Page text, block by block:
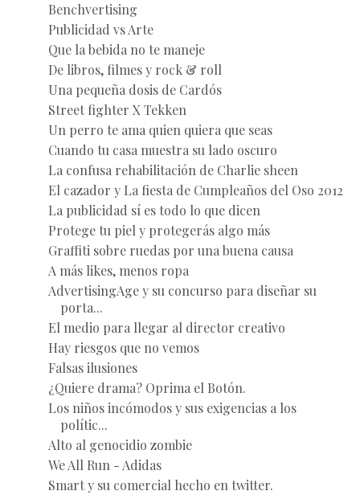
Benchvertising
Publicidad vs Arte
Que la bebida no te maneje
De libros, filmes y rock & roll
Una pequeña dosis de Cardós
Street fighter X Tekken
Un perro te ama quien quiera que seas
Cuando tu casa muestra su lado oscuro
La confusa rehabilitación de Charlie sheen
El cazador y La fiesta de Cumpleaños del Oso 2012
La publicidad sí es todo lo que dicen
Protege tu piel y protegerás algo más
Graffiti sobre ruedas por una buena causa
A más likes, menos ropa
AdvertisingAge y su concurso para diseñar su
porta...
El medio para llegar al director creativo
Hay riesgos que no vemos
Falsas ilusiones
¿Quiere drama? Oprima el Botón.
Los niños incómodos y sus exigencias a los
polític...
Alto al genocidio zombie
We All Run - Adidas
Smart y su comercial hecho en twitter.